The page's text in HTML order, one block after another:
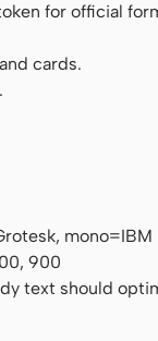
for official
cards.
mono=IBM
900
text should